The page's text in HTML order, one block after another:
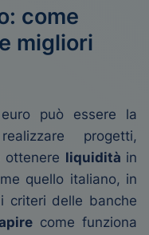
come
migliori
euro può essere la
progetti,
ottenere liquidità in
quello italiano, in
criteri delle banche
come funziona